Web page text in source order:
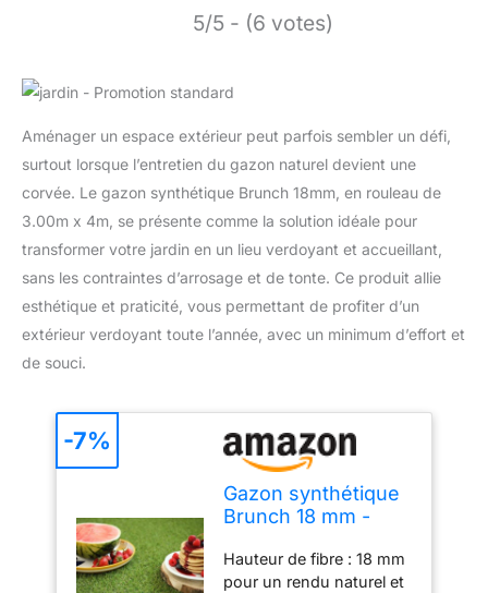
5/5 - (6 votes)
Aménager un espace extérieur peut parfois sembler un défi,
surtout lorsque l’entretien du gazon naturel devient une
corvée. Le gazon synthétique Brunch 18mm, en rouleau de
3.00m x 4m, se présente comme la solution idéale pour
transformer votre jardin en un lieu verdoyant et accueillant,
sans les contraintes d’arrosage et de tonte. Ce produit allie
esthétique et praticité, vous permettant de profiter d’un
extérieur verdoyant toute l’année, avec un minimum d’effort et
de souci.
Gazon synthétique
Brunch 18 mm -
4m
Hauteur de fibre : 18 mm
pour un rendu naturel et
-7%